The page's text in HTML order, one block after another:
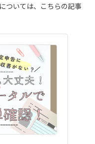
ついては、こちらの記事